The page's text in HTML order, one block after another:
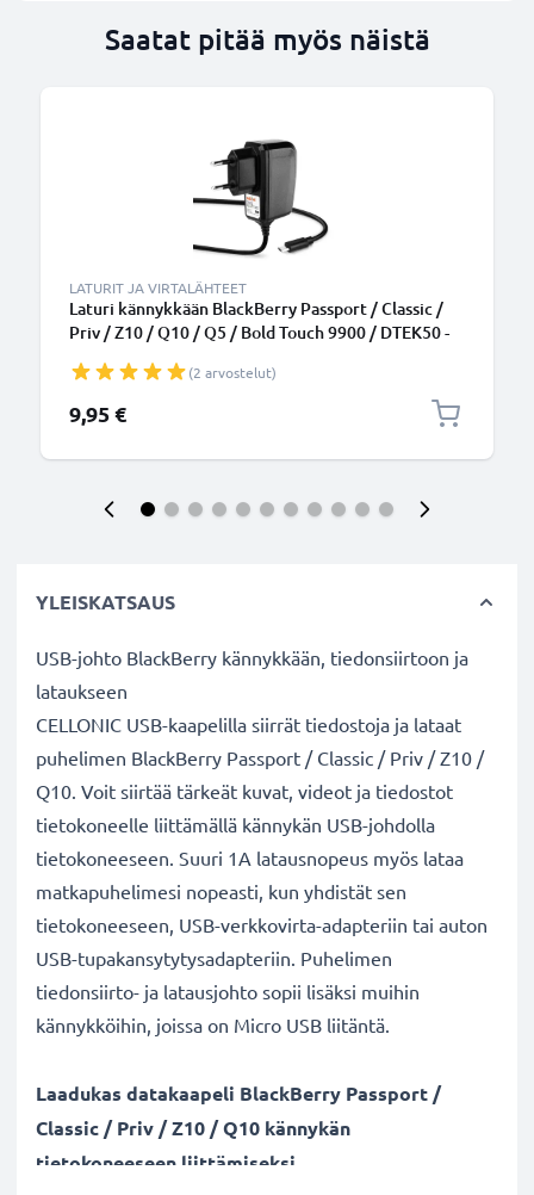
Saatat pitää myös näistä
LATURIT JA VIRTALÄHTEET
Laturi kännykkään BlackBerry Passport / Classic /
Priv / Z10 / Q10 / Q5 / Bold Touch 9900 / DTEK50 -
(2 arvostelut)
9,95 €
YLEISKATSAUS
USB-johto BlackBerry kännykkään, tiedonsiirtoon ja
lataukseen
CELLONIC USB-kaapelilla siirrät tiedostoja ja lataat
puhelimen BlackBerry Passport / Classic / Priv / Z10 /
Q10. Voit siirtää tärkeät kuvat, videot ja tiedostot
tietokoneelle liittämällä kännykän USB-johdolla
tietokoneeseen. Suuri 1A latausnopeus myös lataa
matkapuhelimesi nopeasti, kun yhdistät sen
tietokoneeseen, USB-verkkovirta-adapteriin tai auton
USB-tupakansytytysadapteriin. Puhelimen
tiedonsiirto- ja latausjohto sopii lisäksi muihin
kännykköihin, joissa on Micro USB liitäntä.
Laadukas datakaapeli BlackBerry Passport /
Classic / Priv / Z10 / Q10 kännykän
tietokoneeseen liittämiseksi